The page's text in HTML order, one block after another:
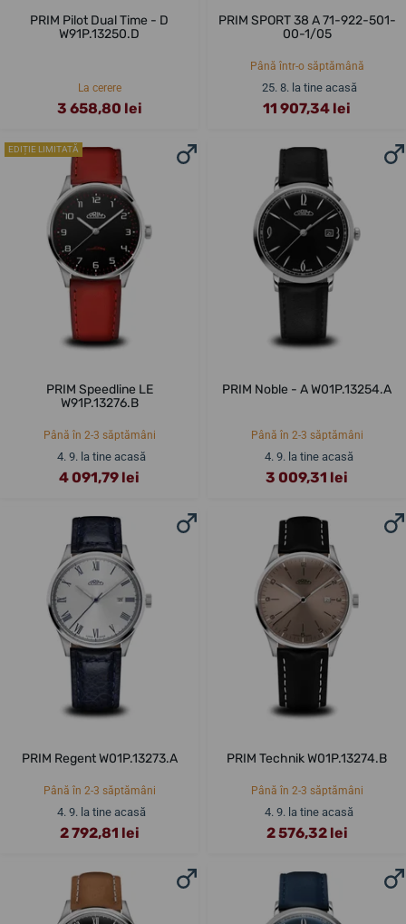
PRIM Pilot Dual Time - D
W91P.13250.D
La cerere
3 658,80 lei
PRIM SPORT 38 A 71-922-501-
00-1/05
Până într-o săptămână
25. 8. la tine acasă
11 907,34 lei
EDIȚIE LIMITATĂ
PRIM Speedline LE
W91P.13276.B
Până în 2-3 săptămâni
4. 9. la tine acasă
4 091,79 lei
PRIM Noble - A W01P.13254.A
Până în 2-3 săptămâni
4. 9. la tine acasă
3 009,31 lei
PRIM Regent W01P.13273.A
Până în 2-3 săptămâni
4. 9. la tine acasă
2 792,81 lei
PRIM Technik W01P.13274.B
Până în 2-3 săptămâni
4. 9. la tine acasă
2 576,32 lei